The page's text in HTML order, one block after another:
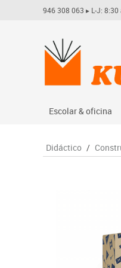
946 308 063 ▸ L-J:
Escolar & oficina
Archivo
Manualidades
Material escolar
Didáctico /